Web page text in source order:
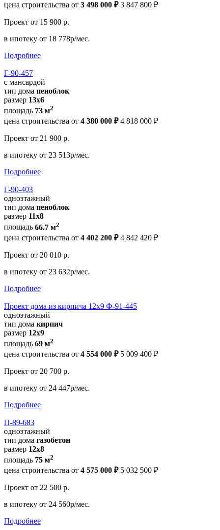
цена строительства от 3 498 000 ₽ 3 847 800 ₽
Проект от 15 900 р.
в ипотеку от 18 778р/мес.
Подробнее
Г-90-457
с мансардой
тип дома пеноблок
размер 13х6
площадь 73 м2
цена строительства от 4 380 000 ₽ 4 818 000 ₽
Проект от 21 900 р.
в ипотеку от 23 513р/мес.
Подробнее
Г-90-403
одноэтажный
тип дома пеноблок
размер 11х8
площадь 66.7 м2
цена строительства от 4 402 200 ₽ 4 842 420 ₽
Проект от 20 010 р.
в ипотеку от 23 632р/мес.
Подробнее
Проект дома из кирпича 12х9 Ф-91-445
одноэтажный
тип дома кирпич
размер 12х9
площадь 69 м2
цена строительства от 4 554 000 ₽ 5 009 400 ₽
Проект от 20 700 р.
в ипотеку от 24 447р/мес.
Подробнее
П-89-683
одноэтажный
тип дома газобетон
размер 12x8
площадь 75 м2
цена строительства от 4 575 000 ₽ 5 032 500 ₽
Проект от 22 500 р.
в ипотеку от 24 560р/мес.
Подробнее